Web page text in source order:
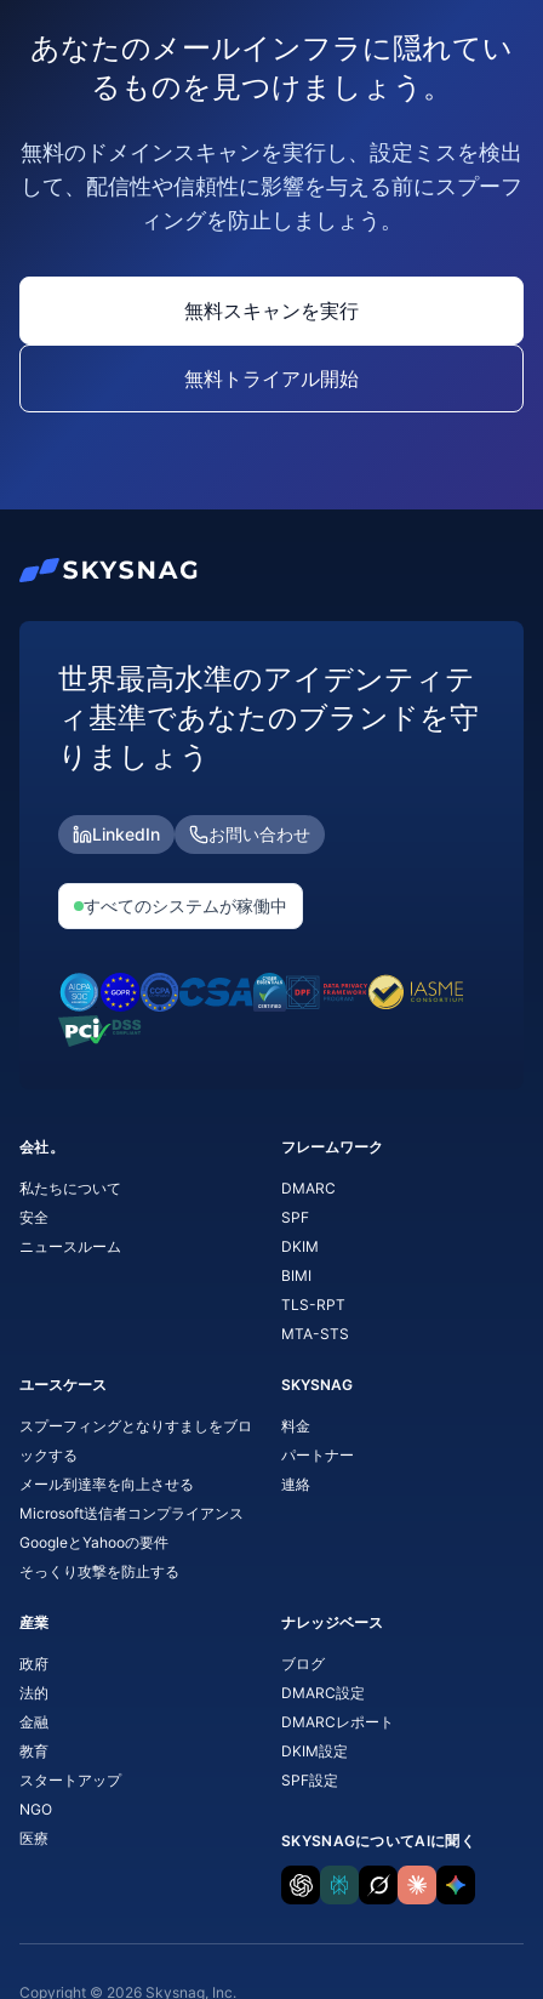
あなたのメールインフラに隠れてい
るものを見つけましょう。
無料のドメインスキャンを実行し、設定ミスを検出
して、配信性や信頼性に影響を与える前にスプーフ
ィングを防止しましょう。
無料スキャンを実行
無料トライアル開始
世界最高水準のアイデンティテ
ィ基準であなたのブランドを守
りましょう
LinkedIn お問い合わせ
すべてのシステムが稼働中
会社。
私たちについて
安全
ニュースルーム
フレームワーク
DMARC
SPF
DKIM
BIMI
TLS-RPT
MTA-STS
ユースケース
スプーフィングとなりすましをブロ
ックする
メール到達率を向上させる
Microsoft送信者コンプライアンス
GoogleとYahooの要件
そっくり攻撃を防止する
SKYSNAG
料金
パートナー
連絡
産業
政府
法的
金融
教育
スタートアップ
NGO
医療
ナレッジベース
ブログ
DMARC設定
DMARCレポート
DKIM設定
SPF設定
SKYSNAGについてAIに聞く
Copyright © 2026 Skysnag, Inc.